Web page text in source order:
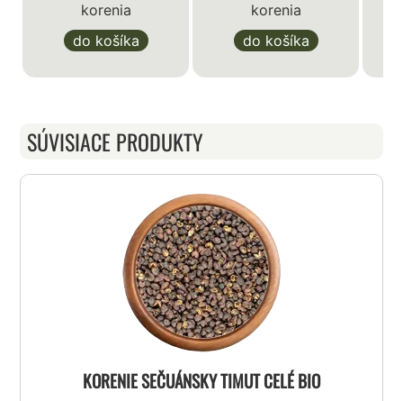
korenia
do košíka
korenia
do košíka
SÚVISIACE PRODUKTY
KORENIE SEČUÁNSKY TIMUT CELÉ BIO